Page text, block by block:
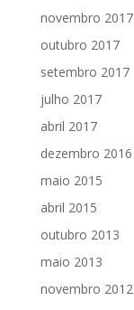
novembro 2017
outubro 2017
setembro 2017
julho 2017
abril 2017
dezembro 2016
maio 2015
abril 2015
outubro 2013
maio 2013
novembro 2012